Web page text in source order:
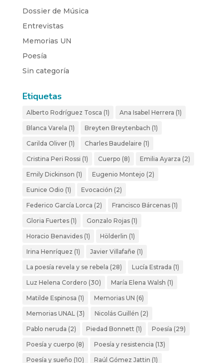
Dossier de Música
Entrevistas
Memorias UN
Poesía
Sin categoría
Etiquetas
Alberto Rodríguez Tosca (1) Ana Isabel Herrera (1)
Blanca Varela (1) Breyten Breytenbach (1)
Carilda Oliver(1) Charles Baudelaire (1)
Cristina Peri Rossi (1) Cuerpo (8) Emilia Ayarza (2)
Emily Dickinson (1) Eugenio Montejo (2)
Eunice Odio (1) Evocación (2)
Federico García Lorca (2) Francisco Bárcenas(1)
Gloria Fuertes(1) Gonzalo Rojas(1)
Horacio Benavides(1) Hölderlin (1)
Irina Henríquez (1) Javier Villafañe (1)
La poesía revela y se rebela (28) Lucía Estrada (1)
Luz Helena Cordero (30) María Elena Walsh (1)
Matilde Espinosa (1) Memorias UN (6)
Memorias UNAL (3) Nicolás Guillén (2)
Pablo neruda (2) Piedad Bonnett (1) Poesía (29)
Poesía y cuerpo (8) Poesía y resistencia (13)
Poesía y sueño (10) Raúl Gómez Jattin (1)